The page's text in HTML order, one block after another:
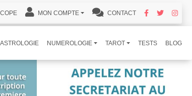
MON COMPTE CONTACT
ASTROLOGIE NUMEROLOGIE TAROT TESTS BLOG